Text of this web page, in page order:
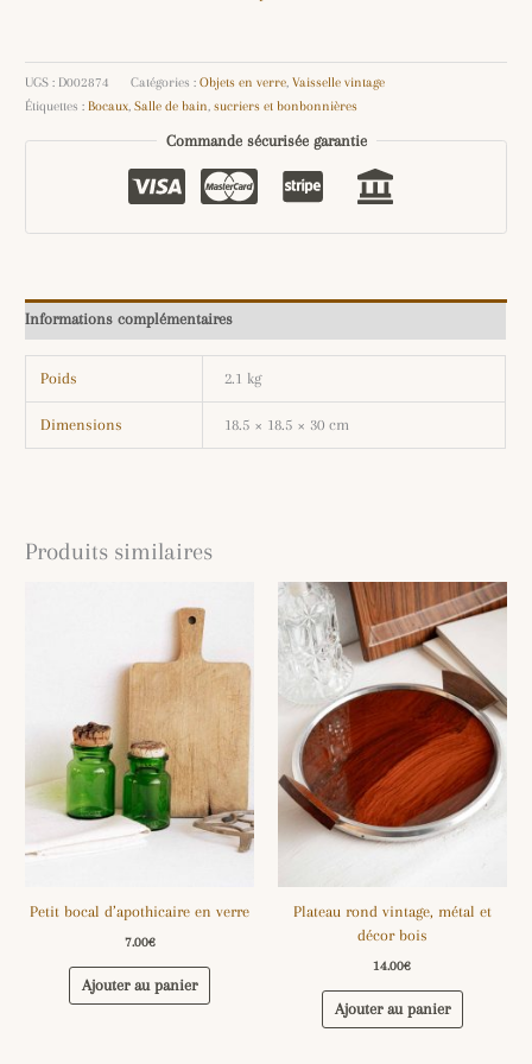
UGS : D002874 Catégories :Objets en verre ,Vaisselle vintage
Étiquettes :Bocaux ,Salle de bain ,sucriers et bonbonnières
Commande sécurisée garantie
Informations complémentaires
Poids 2.1 kg
Dimensions 18.5 × 18.5 × 30 cm
Produits similaires
Petit bocal d’apothicaire en verre
7.00€
Ajouter au panier
Plateau rond vintage, métal et
décor bois
14.00€
Ajouter au panier